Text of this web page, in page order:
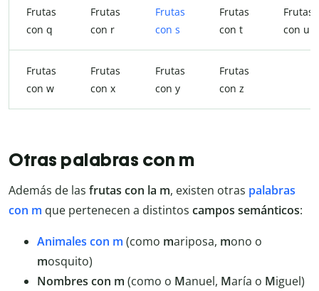
Frutas
con q
Frutas
con r
Frutas
con s
Frutas
con t
Frutas
con u
Frutas
con w
Frutas
con x
Frutas
con y
Frutas
con z
Otras palabras con m
Además de las frutas con la m, existen otras palabras
con m que pertenecen a distintos campos semánticos:
Animales con m (como mariposa, mono o
mosquito)
Nombres con m (como o Manuel, María o Miguel)